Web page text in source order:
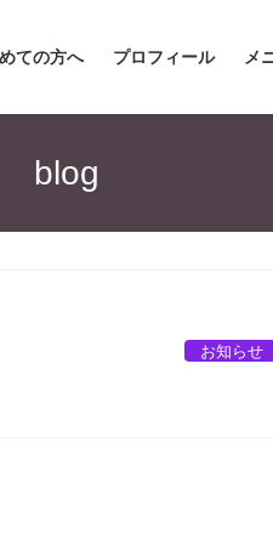
ての方へ プロフィール メ
blog
お知らせ